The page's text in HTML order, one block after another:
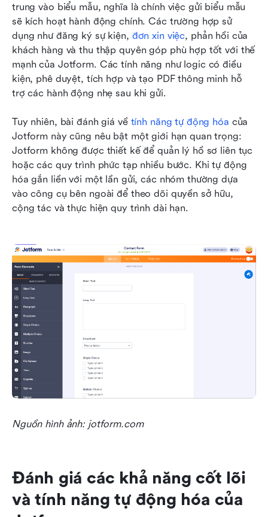
trung vào biểu mẫu, nghĩa là chính việc gửi biểu mẫu
sẽ kích hoạt hành động chính. Các trường hợp sử
dụng như đăng ký sự kiện, đơn xin việc, phản hồi của
khách hàng và thu thập quyên góp phù hợp tốt với thế
mạnh của Jotform. Các tính năng như logic có điều
kiện, phê duyệt, tích hợp và tạo PDF thông minh hỗ
trợ các hành động nhẹ sau khi gửi.
Tuy nhiên, bài đánh giá về tính năng tự động hóa của
Jotform này cũng nêu bật một giới hạn quan trọng:
Jotform không được thiết kế để quản lý hồ sơ liên tục
hoặc các quy trình phức tạp nhiều bước. Khi tự động
hóa gắn liền với một lần gửi, các nhóm thường dựa
vào công cụ bên ngoài để theo dõi quyền sở hữu,
cộng tác và thực hiện quy trình dài hạn.
Nguồn hình ảnh: jotform.com
Đánh giá các khả năng cốt lõi
và tính năng tự động hóa của